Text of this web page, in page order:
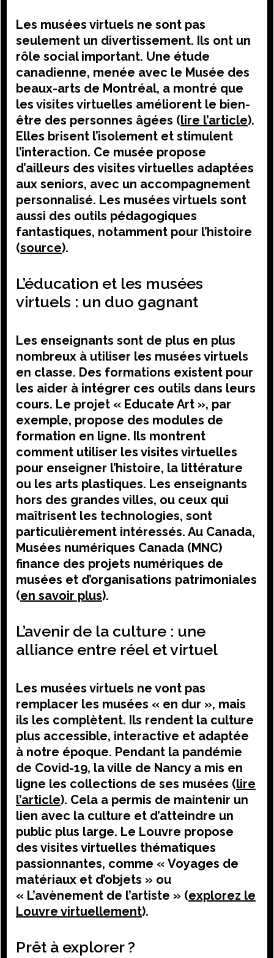
Les musées virtuels ne sont pas
seulement un divertissement. Ils ont un
rôle social important. Une étude
canadienne, menée avec le Musée des
beaux-arts de Montréal, a montré que
les visites virtuelles améliorent le bien-
être des personnes âgées (lire l’article).
Elles brisent l’isolement et stimulent
l’interaction. Ce musée propose
d’ailleurs des visites virtuelles adaptées
aux seniors, avec un accompagnement
personnalisé. Les musées virtuels sont
aussi des outils pédagogiques
fantastiques, notamment pour l’histoire
(source).
L’éducation et les musées
virtuels : un duo gagnant
Les enseignants sont de plus en plus
nombreux à utiliser les musées virtuels
en classe. Des formations existent pour
les aider à intégrer ces outils dans leurs
cours. Le projet « Educate Art », par
exemple, propose des modules de
formation en ligne. Ils montrent
comment utiliser les visites virtuelles
pour enseigner l’histoire, la littérature
ou les arts plastiques. Les enseignants
hors des grandes villes, ou ceux qui
maîtrisent les technologies, sont
particulièrement intéressés. Au Canada,
Musées numériques Canada (MNC)
finance des projets numériques de
musées et d’organisations patrimoniales
(en savoir plus).
L’avenir de la culture : une
alliance entre réel et virtuel
Les musées virtuels ne vont pas
remplacer les musées « en dur », mais
ils les complètent. Ils rendent la culture
plus accessible, interactive et adaptée
à notre époque. Pendant la pandémie
de Covid-19, la ville de Nancy a mis en
ligne les collections de ses musées (lire
l’article). Cela a permis de maintenir un
lien avec la culture et d’atteindre un
public plus large. Le Louvre propose
des visites virtuelles thématiques
passionnantes, comme « Voyages de
matériaux et d’objets » ou
« L’avènement de l’artiste » (explorez le
Louvre virtuellement).
Prêt à explorer ?